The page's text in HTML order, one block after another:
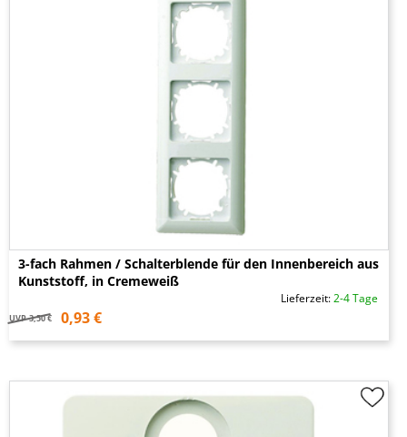
3-fach Rahmen / Schalterblende für den Innenbereich aus
Kunststoff, in Cremeweiß
Lieferzeit:2-4 Tage
UVP 3,50 € 0,93 €